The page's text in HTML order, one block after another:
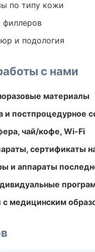
по типу кожи
филлеров
и подология
с нами
материалы
и постпроцедурное
чай/кофе, Wi-Fi
сертификаты
и аппараты
с медицинским